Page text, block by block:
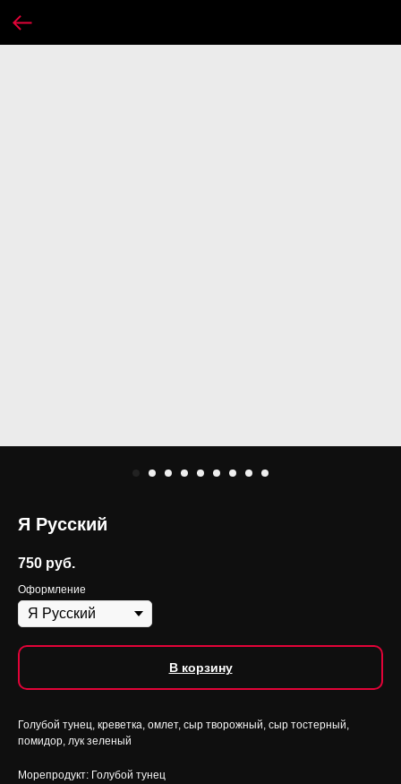
Я Русский
750 руб.
Оформление
В корзину
Голубой тунец, креветка, омлет, сыр творожный, сыр тостерный,
помидор, лук зеленый
Морепродукт: Голубой тунец